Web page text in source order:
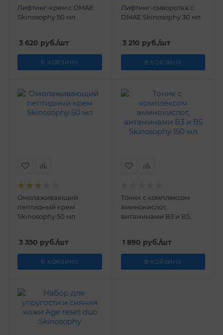
Лифтинг-крем с DMAE
Skinosophy 50 мл
3 620 руб./шт
В КОРЗИНУ
Лифтинг-сыворотка с
DMAE Skinosophy 30 мл
3 210 руб./шт
В КОРЗИНУ
Омолаживающий
пептидный крем
Skinosophy 50 мл
3 350 руб./шт
В КОРЗИНУ
Тоник с комплексом
аминокислот,
витаминами В3 и В5
1 890 руб./шт
В КОРЗИНУ